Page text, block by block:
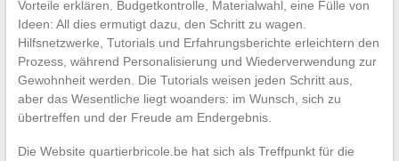
Vorteile erklären. Budgetkontrolle, Materialwahl, eine Fülle von
Ideen: All dies ermutigt dazu, den Schritt zu wagen.
Hilfsnetzwerke, Tutorials und Erfahrungsberichte erleichtern den
Prozess, während Personalisierung und Wiederverwendung zur
Gewohnheit werden. Die Tutorials weisen jeden Schritt aus,
aber das Wesentliche liegt woanders: im Wunsch, sich zu
übertreffen und der Freude am Endergebnis.
Die Website quartierbricole.be hat sich als Treffpunkt für die